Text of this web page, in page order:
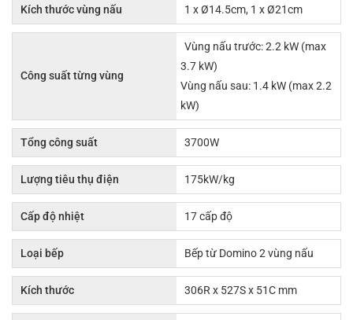
Kích thước vùng nấu 1 x Ø14.5cm, 1 x Ø21cm
Công suất từng vùng
Vùng nấu trước: 2.2 kW (max
3.7 kW)
Vùng nấu sau: 1.4 kW (max 2.2
kW)
Tổng công suất 3700W
Lượng tiêu thụ điện 175kW/kg
Cấp độ nhiệt 17 cấp độ
Loại bếp Bếp từ Domino 2 vùng nấu
Kích thước 306R x 527S x 51C mm